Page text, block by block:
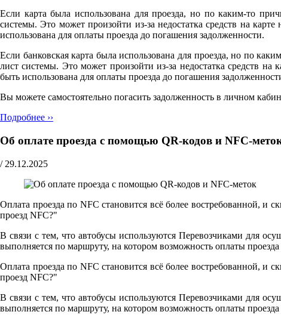
Если карта была использована для проезда, но по каким-то
системы. Это может произойти из-за недостатка средств на
использована для оплаты проезда до погашения задолженности.
Если банковская карта была использована для проезда, но по
лист системы. Это может произойти из-за недостатка средств
быть использована для оплаты проезда до погашения
Вы можете самостоятельно погасить задолженность в личном
Подробнее ››
Об оплате проезда с помощью QR-кодов и NFC-
/ 29.12.2025
Оплата проезда по NFC становится всё более востребованной, и
проезд NFC?"
В связи с тем, что автобусы используются Перевозчиками для
выполняется по маршруту, на котором возможность оплаты
Оплата проезда по NFC становится всё более востребованной, и
проезд NFC?"
В связи с тем, что автобусы используются Перевозчиками для
выполняется по маршруту, на котором возможность оплаты